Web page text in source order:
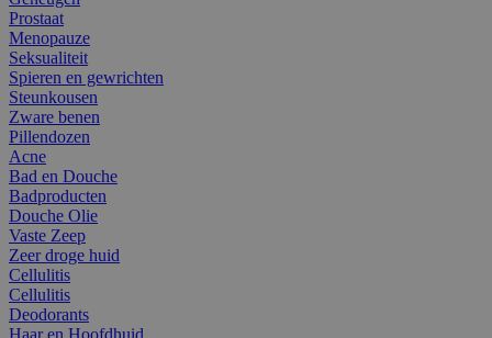
Prostaat
Menopauze
Seksualiteit
Spieren en gewrichten
Steunkousen
Zware benen
Pillendozen
Acne
Bad en Douche
Badproducten
Douche Olie
Vaste Zeep
Zeer droge huid
Cellulitis
Cellulitis
Deodorants
Haar en Hoofdhuid